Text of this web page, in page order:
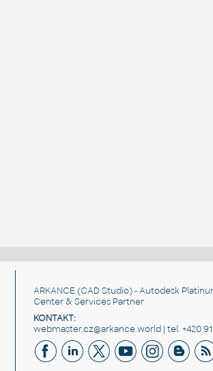
ARKANCE (CAD Studio) - Autodesk
Center & Services Partner
KONTAKT:
webmaster.cz@arkance.world | tel. +420